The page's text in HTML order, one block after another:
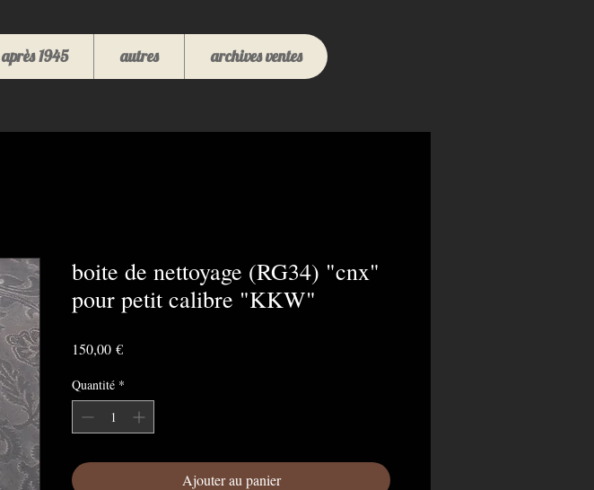
après 1945 autres archives ventes
boite de nettoyage (RG34) "cnx"
pour petit calibre "KKW"
150,00 €Prix
Quantité *
Ajouter au panier